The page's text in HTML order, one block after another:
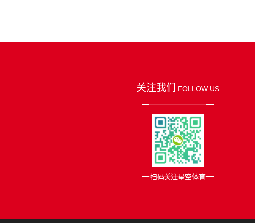
关注我们 FOLLOW US
扫码关注星空体育